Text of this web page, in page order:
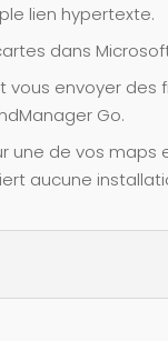
lien hypertexte.
dans
envoyer des
Go.
une de vos maps
aucune